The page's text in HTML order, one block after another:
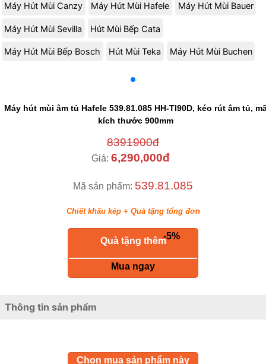
Máy Hút Mùi Canzy Máy Hút Mùi Hafele Máy Hút Mùi Bauer
Máy Hút Mùi Sevilla Hút Mùi Bếp Cata
Máy Hút Mùi Bếp Bosch Hút Mùi Teka Máy Hút Mùi Buchen
Máy hút mùi âm tủ Hafele 539.81.085 HH-TI90D, kéo rút âm tủ,
kích thước 900mm
8391900đ
Giá: 6,290,000đ
Mã sản phẩm: 539.81.085
Chiết khấu kép + Quà tặng tổng đơn
-5%
Quà tặng thêm
Mua ngay
Thông tin sản phẩm
Chọn mua sản phẩm này